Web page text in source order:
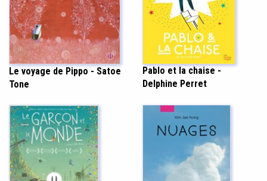
Le voyage de Pippo - Satoe
Tone
Pablo et la chaise -
Delphine Perret